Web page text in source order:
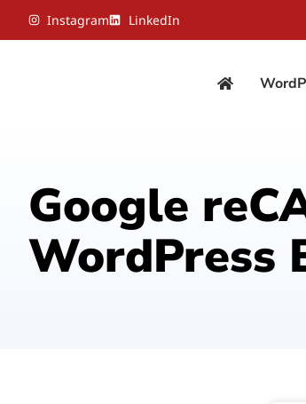
Instagram LinkedIn
Google
WordPress